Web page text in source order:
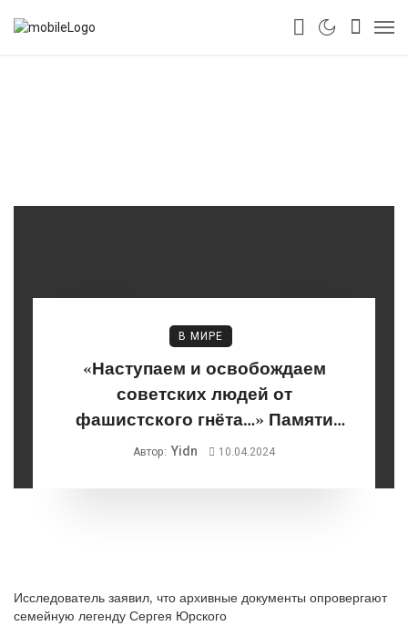
В МИРЕ
«Наступаем и освобождаем
советских людей от
фашистского гнёта…» Памяти
Абрама Гринзайда
Автор: Yidn 10.04.2024
Исследователь заявил, что архивные документы опровергают
семейную легенду Сергея Юрского